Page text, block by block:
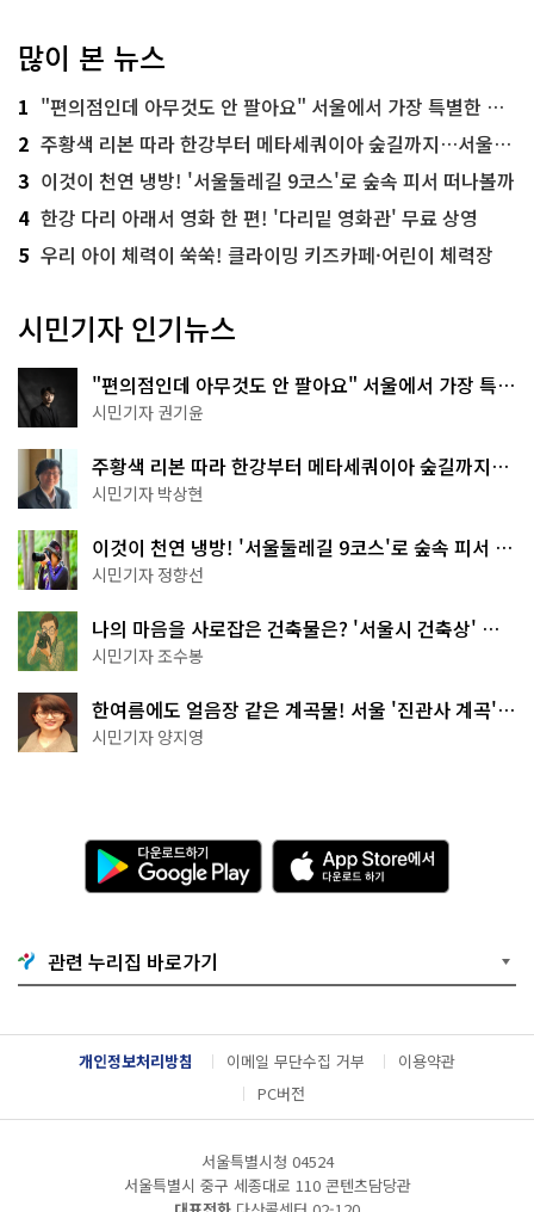
많이 본 뉴스
1 "편의점인데 아무것도 안 팔아요" 서울에서 가장 특별한 편의점의 정체
2 주황색 리본 따라 한강부터 메타세쿼이아 숲길까지…서울둘레길 15코스
3 이것이 천연 냉방! '서울둘레길 9코스'로 숲속 피서 떠나볼까
4 한강 다리 아래서 영화 한 편! '다리밑 영화관' 무료 상영
5 우리 아이 체력이 쑥쑥! 클라이밍 키즈카페·어린이 체력장
시민기자 인기뉴스
"편의점인데 아무것도 안 팔아요" 서울에서 가장 특별
한 편의점의 정체
시민기자 권기윤
주황색 리본 따라 한강부터 메타세쿼이아 숲길까지…
서울둘레길 15코스
시민기자 박상현
이것이 천연 냉방! '서울둘레길 9코스'로 숲속 피서 떠
나볼까
시민기자 정향선
나의 마음을 사로잡은 건축물은? '서울시 건축상' 수
상작 공개!
시민기자 조수봉
한여름에도 얼음장 같은 계곡물! 서울 '진관사 계곡'이
천국이네~
시민기자 양지영
다
운
로
기
G
o
g
l
e
l
A
p
p
e
서
다
운
드
관련 누리집 바로가기
개인정보처리방침 이메일 무단수집 거부
이용약관
PC버전
서울특별시청 04524
서울특별시 중구 세종대로 110 콘텐츠담당관